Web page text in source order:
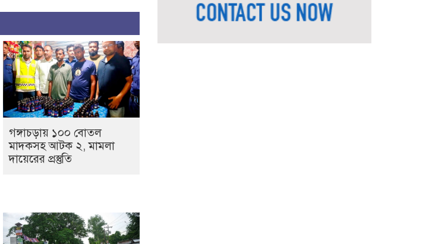
গঙ্গাচড়ায় ১০০ বোতল
মাদকসহ আটক ২, মামলা
দায়েরের প্রস্তুতি
পঞ্চগড়ে শ্রদ্ধা নিবেদন শেষে জুলাই
সনদের প্রতিটি অক্ষর বাস্তবায়নের